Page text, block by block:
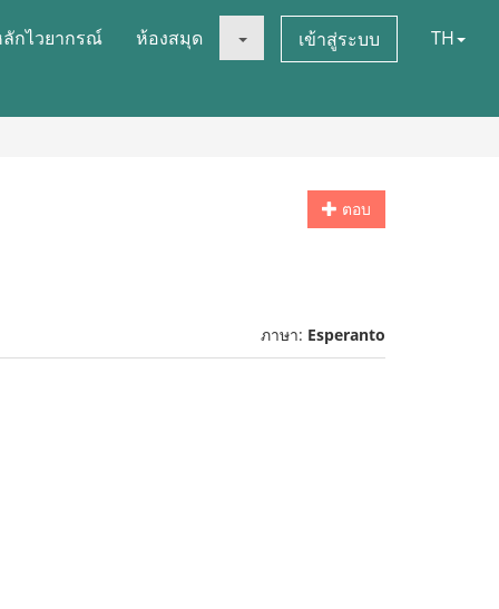
กไวยากรณ์ ห้องสมุด เข้าสู่ระบบ TH
ตอบ
ภาษา: Esperanto